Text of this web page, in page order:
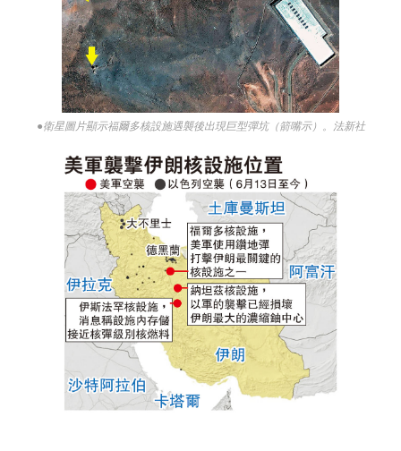
●衛星圖片顯示福爾多核設施遇襲後出現巨型彈坑（箭嘴示）。法新社